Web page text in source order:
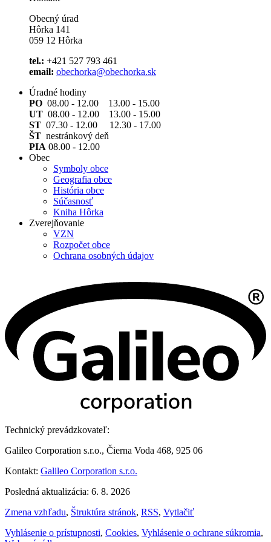
Obecný úrad
Hôrka 141
059 12 Hôrka
tel.: +421 527 793 461
email: obechorka@obechorka.sk
Úradné hodiny
PO 08.00 - 12.00 13.00 - 15.00
UT 08.00 - 12.00 13.00 - 15.00
ST 07.30 - 12.00 12.30 - 17.00
ŠT nestránkový deň
PIA 08.00 - 12.00
Obec
Symboly obce
Geografia obce
História obce
Súčasnosť
Kniha Hôrka
Zverejňovanie
VZN
Rozpočet obce
Ochrana osobných údajov
Technický prevádzkovateľ:
Galileo Corporation s.r.o., Čierna Voda 468, 925 06
Kontakt: Galileo Corporation s.r.o.
Posledná aktualizácia: 6. 8. 2026
Zmena vzhľadu, Štruktúra stránok, RSS, Vytlačiť
Vyhlásenie o prístupnosti, Cookies, Vyhlásenie o ochrane súkromia,